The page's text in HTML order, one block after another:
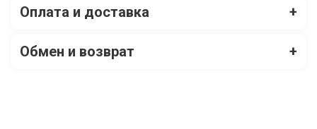
Оплата и доставка +
Обмен и возврат +